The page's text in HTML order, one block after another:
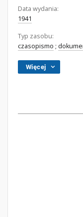
Data wydania:
1941
Typ zasobu:
czasopismo ;
Więcej